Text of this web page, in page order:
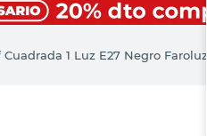
Cuadrada 1 Luz E27 Negro Faroluz